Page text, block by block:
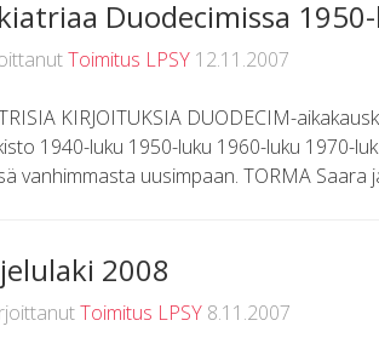
Duodecimissa
Toimitus LPSY 12.11.2007
KIRJOITUKSIA DUODECIM-
1940-luku 1950-luku 1960-luku 1970-
vanhimmasta uusimpaan. TORMA Saara
2008
Toimitus LPSY 8.11.2007